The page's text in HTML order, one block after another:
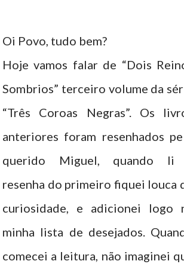
Oi Povo, tudo bem?
Hoje vamos falar de “Dois
Sombrios” terceiro volume da
“Três Coroas Negras”. Os
anteriores foram resenhados
querido Miguel, quando li
resenha do primeiro fiquei louca
curiosidade, e adicionei logo
minha lista de desejados.
comecei a leitura, não imaginei